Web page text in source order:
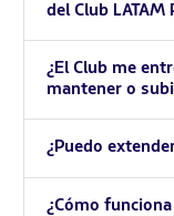
del Club LATAM
¿El Club me
¿Puedo
¿Cómo